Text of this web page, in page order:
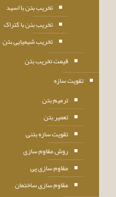
تخریب بتن با اسید
تخریب بتن با کتراک
تخریب شیمیایی بتن
قیمت تخریب بتن
تقویت سازه
ترمیم بتن
تعمیر بتن
تقویت سازه بتنی
روش مقاوم سازی
مقاوم سازی پی
مقاوم سازی ساختمان